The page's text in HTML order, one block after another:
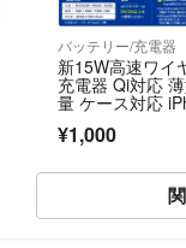
バッテリー/充電器
新15W高速ワイ
充電器 Qi対応
量 ケース対応
¥1,000